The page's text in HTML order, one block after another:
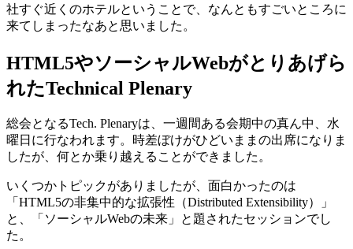
社すぐ近くのホテルということで、なんともすごいところに
来てしまったなあと思いました。
HTML5やソーシャルWebがとりあげら
れたTechnical Plenary
総会となるTech. Plenaryは、一週間ある会期中の真ん中、水
曜日に行なわれます。時差ぼけがひどいままの出席になりま
したが、何とか乗り越えることができました。
いくつかトピックがありましたが、面白かったのは
「HTML5の非集中的な拡張性（Distributed Extensibility）」
と、「ソーシャルWebの未来」と題されたセッションでし
た。